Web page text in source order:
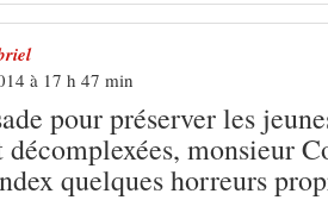
à 17 h 47 min
pour préserver les
monsieur
quelques horreurs